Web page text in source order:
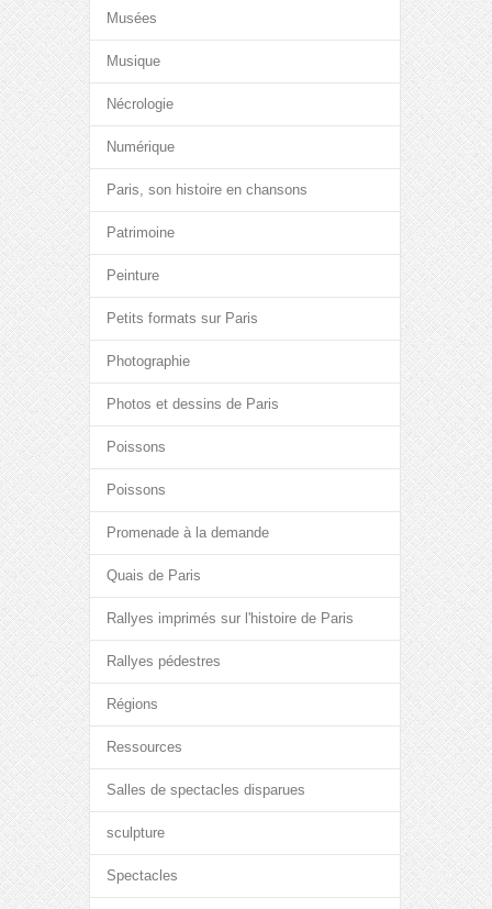
Musées
Musique
Nécrologie
Numérique
Paris, son histoire en chansons
Patrimoine
Peinture
Petits formats sur Paris
Photographie
Photos et dessins de Paris
Poissons
Poissons
Promenade à la demande
Quais de Paris
Rallyes imprimés sur l'histoire de Paris
Rallyes pédestres
Régions
Ressources
Salles de spectacles disparues
sculpture
Spectacles